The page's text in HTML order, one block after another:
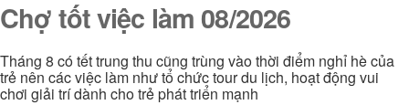
Chợ tốt việc làm 08/2026
Tháng 8 có tết trung thu cũng trùng vào thời điểm nghỉ hè của
trẻ nên các việc làm như tổ chức tour du lịch, hoạt động vui
chơi giải trí dành cho trẻ phát triển mạnh